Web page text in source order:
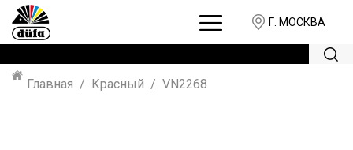
Г. МОСКВА
Главная Красный VN2268